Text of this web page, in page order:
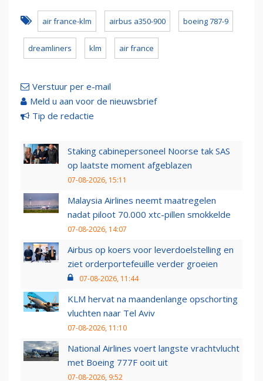
air france-klm airbus a350-900 boeing 787-9
dreamliners klm air france
Verstuur per e-mail
Meld u aan voor de nieuwsbrief
Tip de redactie
Staking cabinepersoneel Noorse tak SAS
op laatste moment afgeblazen
07-08-2026, 15:11
Malaysia Airlines neemt maatregelen
nadat piloot 70.000 xtc-pillen smokkelde
07-08-2026, 14:07
Airbus op koers voor leverdoelstelling en
ziet orderportefeuille verder groeien
07-08-2026, 11:44
KLM hervat na maandenlange opschorting
vluchten naar Tel Aviv
07-08-2026, 11:10
National Airlines voert langste vrachtvlucht
met Boeing 777F ooit uit
07-08-2026, 9:52